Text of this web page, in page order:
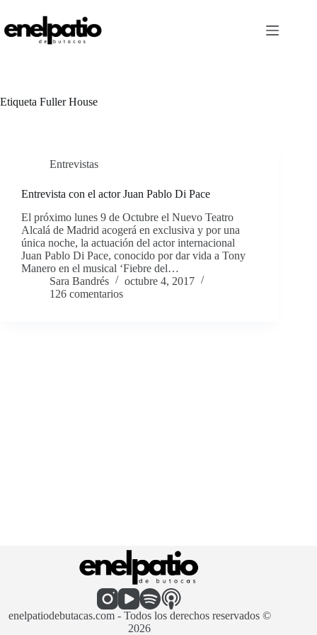
contenido
Etiqueta Fuller House
Entrevistas
Entrevista con el actor Juan Pablo Di Pace
El próximo lunes 9 de Octubre el Nuevo Teatro
Alcalá de Madrid acogerá en exclusiva y por una
única noche, la actuación del actor internacional
Juan Pablo Di Pace, conocido por dar vida a Tony
Manero en el musical ‘Fiebre del…
Sara Bandrés
octubre 4, 2017
126 comentarios
enelpatiodebutacas.com - Todos los derechos reservados ©
2026